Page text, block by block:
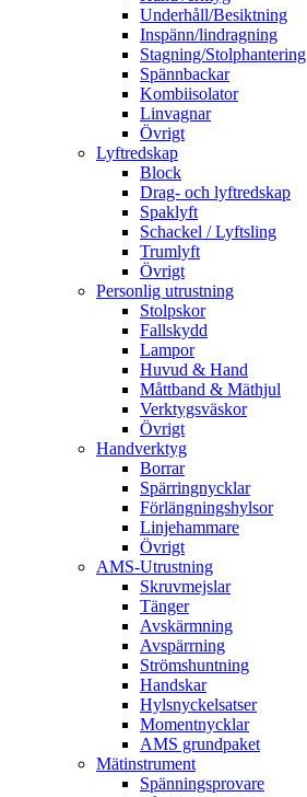
Underhåll/Besiktning
Inspänn/lindragning
Stagning/Stolphantering
Spännbackar
Kombiisolator
Linvagnar
Övrigt
Lyftredskap
Block
Drag- och lyftredskap
Spaklyft
Schackel / Lyftsling
Trumlyft
Övrigt
Personlig utrustning
Stolpskor
Fallskydd
Lampor
Huvud & Hand
Måttband & Mäthjul
Verktygsväskor
Övrigt
Handverktyg
Borrar
Spärringnycklar
Förlängningshylsor
Linjehammare
Övrigt
AMS-Utrustning
Skruvmejslar
Tänger
Avskärmning
Avspärrning
Strömshuntning
Handskar
Hylsnyckelsatser
Momentnycklar
AMS grundpaket
Mätinstrument
Spänningsprovare